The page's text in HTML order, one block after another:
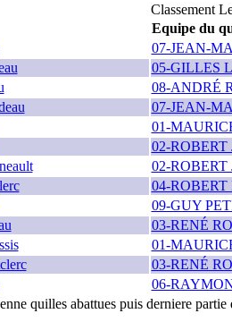
Classement
Equipe du
07-JEAN-
05-GILLES
08-ANDRÉ
07-JEAN-
01-
02-
02-
04-
09-GUY
03-RENÉ
01-
03-RENÉ
06-
quilles abattues puis derniere